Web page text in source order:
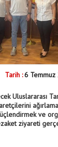
Tarih :6
Uluslararası
ve
ziyareti